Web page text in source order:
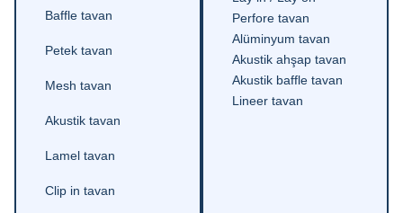
Baffle tavan
Petek tavan
Mesh tavan
Akustik tavan
Lamel tavan
Clip in tavan
Perfore tavan
Alüminyum tavan
Akustik ahşap tavan
Akustik baffle tavan
Lineer tavan